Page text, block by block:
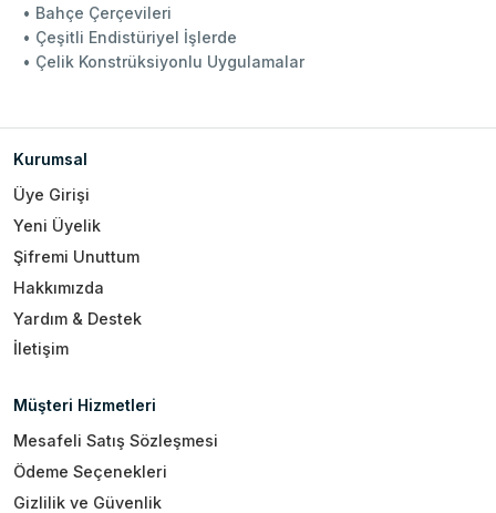
• Bahçe Çerçevileri
• Çeşitli Endistüriyel İşlerde
• Çelik Konstrüksiyonlu Uygulamalar
Kurumsal
Üye Girişi
Yeni Üyelik
Şifremi Unuttum
Hakkımızda
Yardım & Destek
İletişim
Müşteri Hizmetleri
Mesafeli Satış Sözleşmesi
Ödeme Seçenekleri
Gizlilik ve Güvenlik